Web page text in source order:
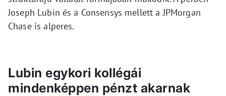
Joseph Lubin és a Consensys mellett a JPMorgan
Chase is alperes.
Lubin egykori kollégái
mindenképpen pénzt akarnak